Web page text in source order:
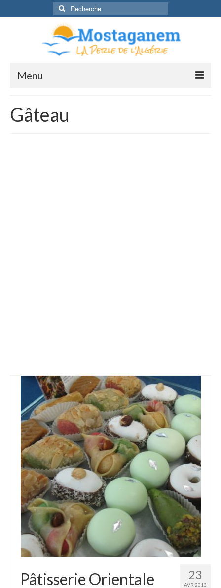
Rechercher
:
Menu
Mostaganem pour la première fois
Tenes
Couché de soleil
Route d’Oran
Météo
Visiter
Musées
Monuments
Sortir
Parcs pour enfants – Jeux
Gâteau
23
AVR 2013
Pâtisserie Orientale